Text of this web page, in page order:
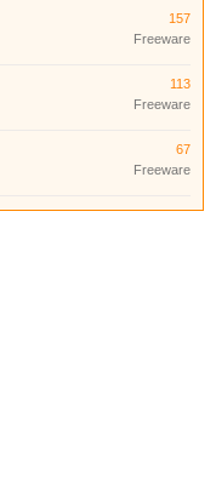
157
Freeware
113
Freeware
67
Freeware